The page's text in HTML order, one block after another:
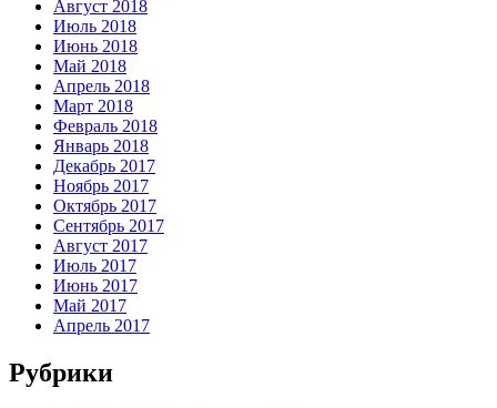
Август 2018
Июль 2018
Июнь 2018
Май 2018
Апрель 2018
Март 2018
Февраль 2018
Январь 2018
Декабрь 2017
Ноябрь 2017
Октябрь 2017
Сентябрь 2017
Август 2017
Июль 2017
Июнь 2017
Май 2017
Апрель 2017
Рубрики